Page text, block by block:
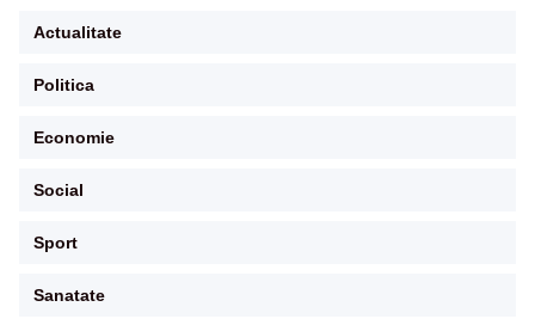
Actualitate
Politica
Economie
Social
Sport
Sanatate